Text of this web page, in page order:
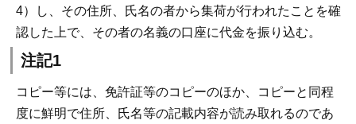
4）し、その住所、氏名の者から集荷が行われたことを確
認した上で、その者の名義の口座に代金を振り込む。
注記1
コピー等には、免許証等のコピーのほか、コピーと同程
度に鮮明で住所、氏名等の記載内容が読み取れるのであ